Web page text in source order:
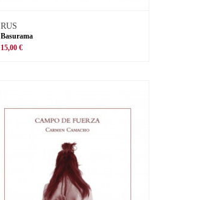
RUS
Basurama
15,00 €